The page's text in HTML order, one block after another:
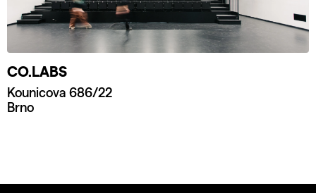
CO.LABS
Kounicova 686/22
Brno